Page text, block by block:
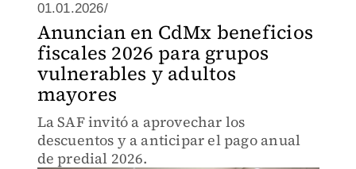
01.01.2026/
Anuncian en CdMx beneficios
fiscales 2026 para grupos
vulnerables y adultos
mayores
La SAF invitó a aprovechar los
descuentos y a anticipar el pago anual
de predial 2026.